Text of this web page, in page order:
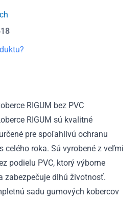
RIGUM bez PVC
RIGUM sú kvalitné
pre spoľahlivú ochranu
celého roka. Sú vyrobené z veľmi
podielu PVC, ktorý výborne
zabezpečuje dlhú životnosť.
sadu gumových kobercov